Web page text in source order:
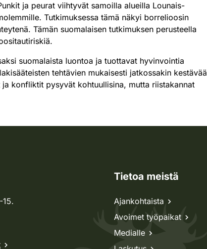
ja peurat viihtyvät samoilla alueilla Lounais-
Tutkimuksessa tämä näkyi borrelioosin
Tämän suomalaisen tutkimuksen perusteella
suomalaista luontoa ja tuottavat hyvinvointia
tehtävien mukaisesti jatkossakin kestävää
konfliktit pysyvät kohtuullisina, mutta riistakannat
Tietoa meistä
Ajankohtaista
Avoimet työpaikat
Medialle